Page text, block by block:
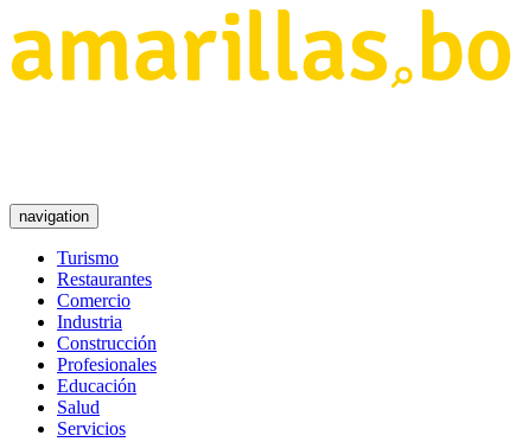
navigation
Turismo
Restaurantes
Comercio
Industria
Construcción
Profesionales
Educación
Salud
Servicios